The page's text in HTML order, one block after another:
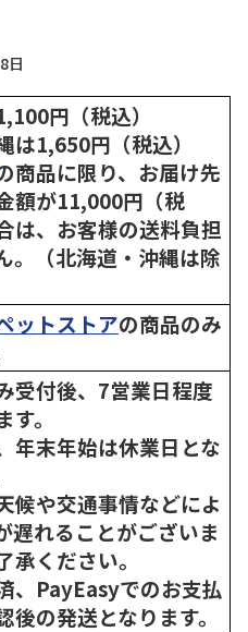
日
円（税込）
1,650円（税込）
商品に限り、お届け先
額が11,000円（税
は、お客様の送料負担
。（北海道・沖縄は除
ットストアの商品のみ
受付後、7営業日程度
。
年末年始は休業日とな
候や交通事情などによ
遅れることがございま
承ください。
、PayEasyでのお支払
後の発送となります。